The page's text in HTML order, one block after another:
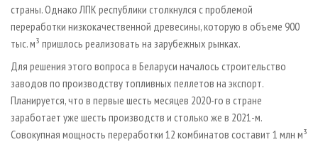
страны. Однако ЛПК республики столкнулся с проблемой
переработки низкокачественной древесины, которую в объеме 900
тыс. м³ пришлось реализовать на зарубежных рынках.
Для решения этого вопроса в Беларуси началось строительство
заводов по производству топливных пеллетов на экспорт.
Планируется, что в первые шесть месяцев 2020-го в стране
заработает уже шесть производств и столько же в 2021-м.
Совокупная мощность переработки 12 комбинатов составит 1 млн м³